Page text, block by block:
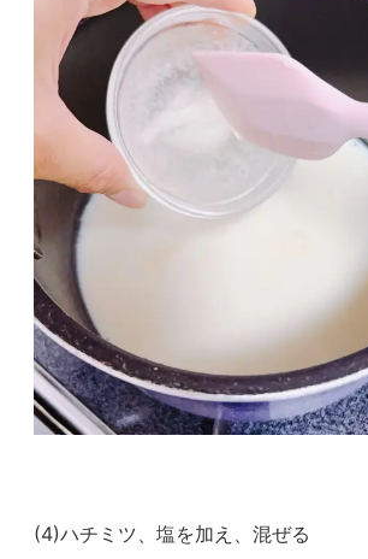
(4)ハチミツ、塩を加え、混ぜる